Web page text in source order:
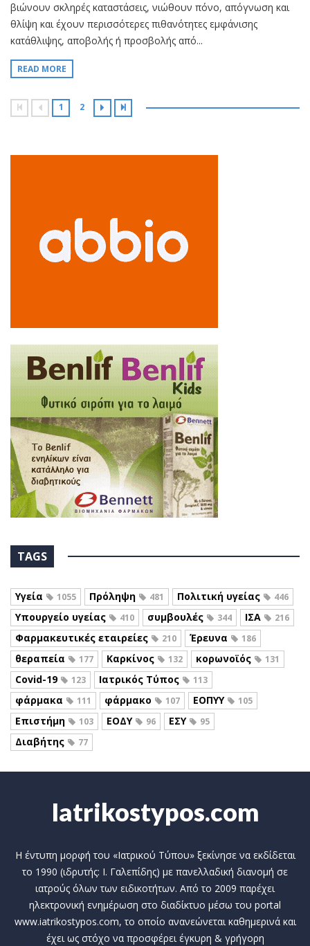
βιώνουν σκληρές καταστάσεις, νιώθουν πόνο, απόγνωση και
θλίψη και έχουν περισσότερες πιθανότητες εμφάνισης
κατάθλιψης, αποβολής ή προσβολής από...
READ MORE
1 2
TAGS
Υγεία 1055 Πρόληψη 481 Πολιτική υγείας 446
Υπουργείο υγείας 410 συμβουλές 344 ΙΣΑ 216
Φαρμακευτικές εταιρείες 210 Έρευνα 186
θεραπεία 177 Καρκίνος 132 κορωνοϊός 131
Covid-19 123 Ιατρικός Τύπος 113
φάρμακα 111 φάρμακο 107 ΕΟΠΥΥ 105
Επιστήμη 103 ΕΟΔΥ 96 ΕΣΥ 95
Διαβήτης 77
Iatrikostypos.com
Η έντυπη μορφή του «Ιατρικού Τύπου» ξεκίνησε να εκδίδεται
το 1990 (ιδρυτής: Ι. Γαλεπίδης) με πανελλαδική διανομή σε
ιατρούς όλων των ειδικοτήτων. Από το 2009 παρέχει
ηλεκτρονική ενημέρωση στο διαδίκτυο μέσω του portal
www.iatrikostypos.com, το οποίο ανανεώνεται καθημερινά και
έχει ως στόχο να προσφέρει έγκυρη & γρήγορη